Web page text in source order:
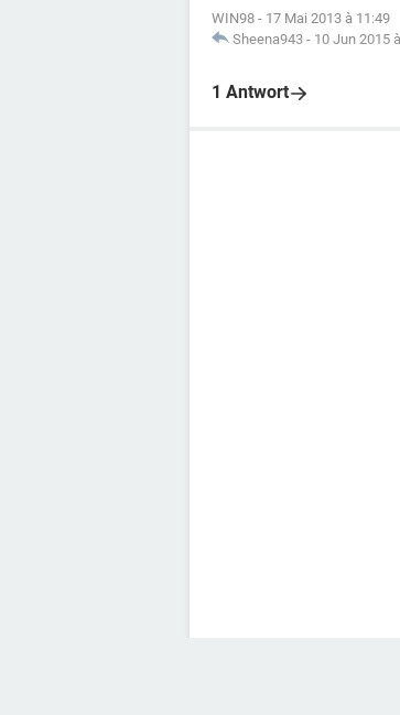
WIN98 - 17 Mai 2013 à 11:49
Sheena943 - 10 Jun 2015
1 Antwort